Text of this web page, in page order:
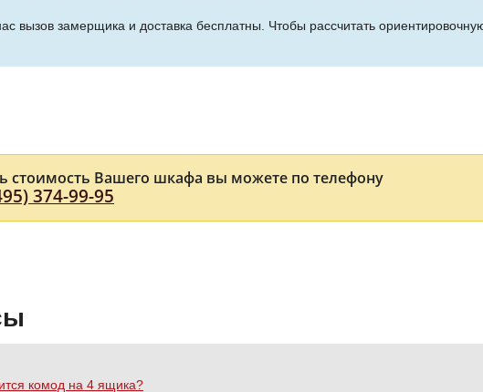
вызов замерщика и доставка бесплатны. Чтобы рассчитать
стоимость Вашего шкафа вы можете по телефону
374-99-95
комод на 4 ящика?